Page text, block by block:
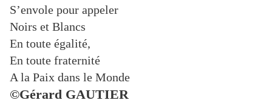
S’envole pour appeler
Noirs et Blancs
En toute égalité,
En toute fraternité
A la Paix dans le Monde
©Gérard GAUTIER